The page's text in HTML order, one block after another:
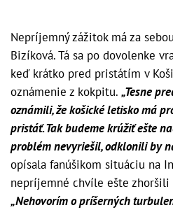
Nepríjemný zážitok má za
Bizíková. Tá sa po dovolenke
keď krátko pred pristátím v
oznámenie z kokpitu. „Tesne
oznámili, že košické letisko má
pristáť. Tak budeme krúžiť ešte
problém nevyriešil, odklonili by
opísala fanúšikom situáciu na
nepríjemné chvíle ešte
„Nehovorím o príšerných